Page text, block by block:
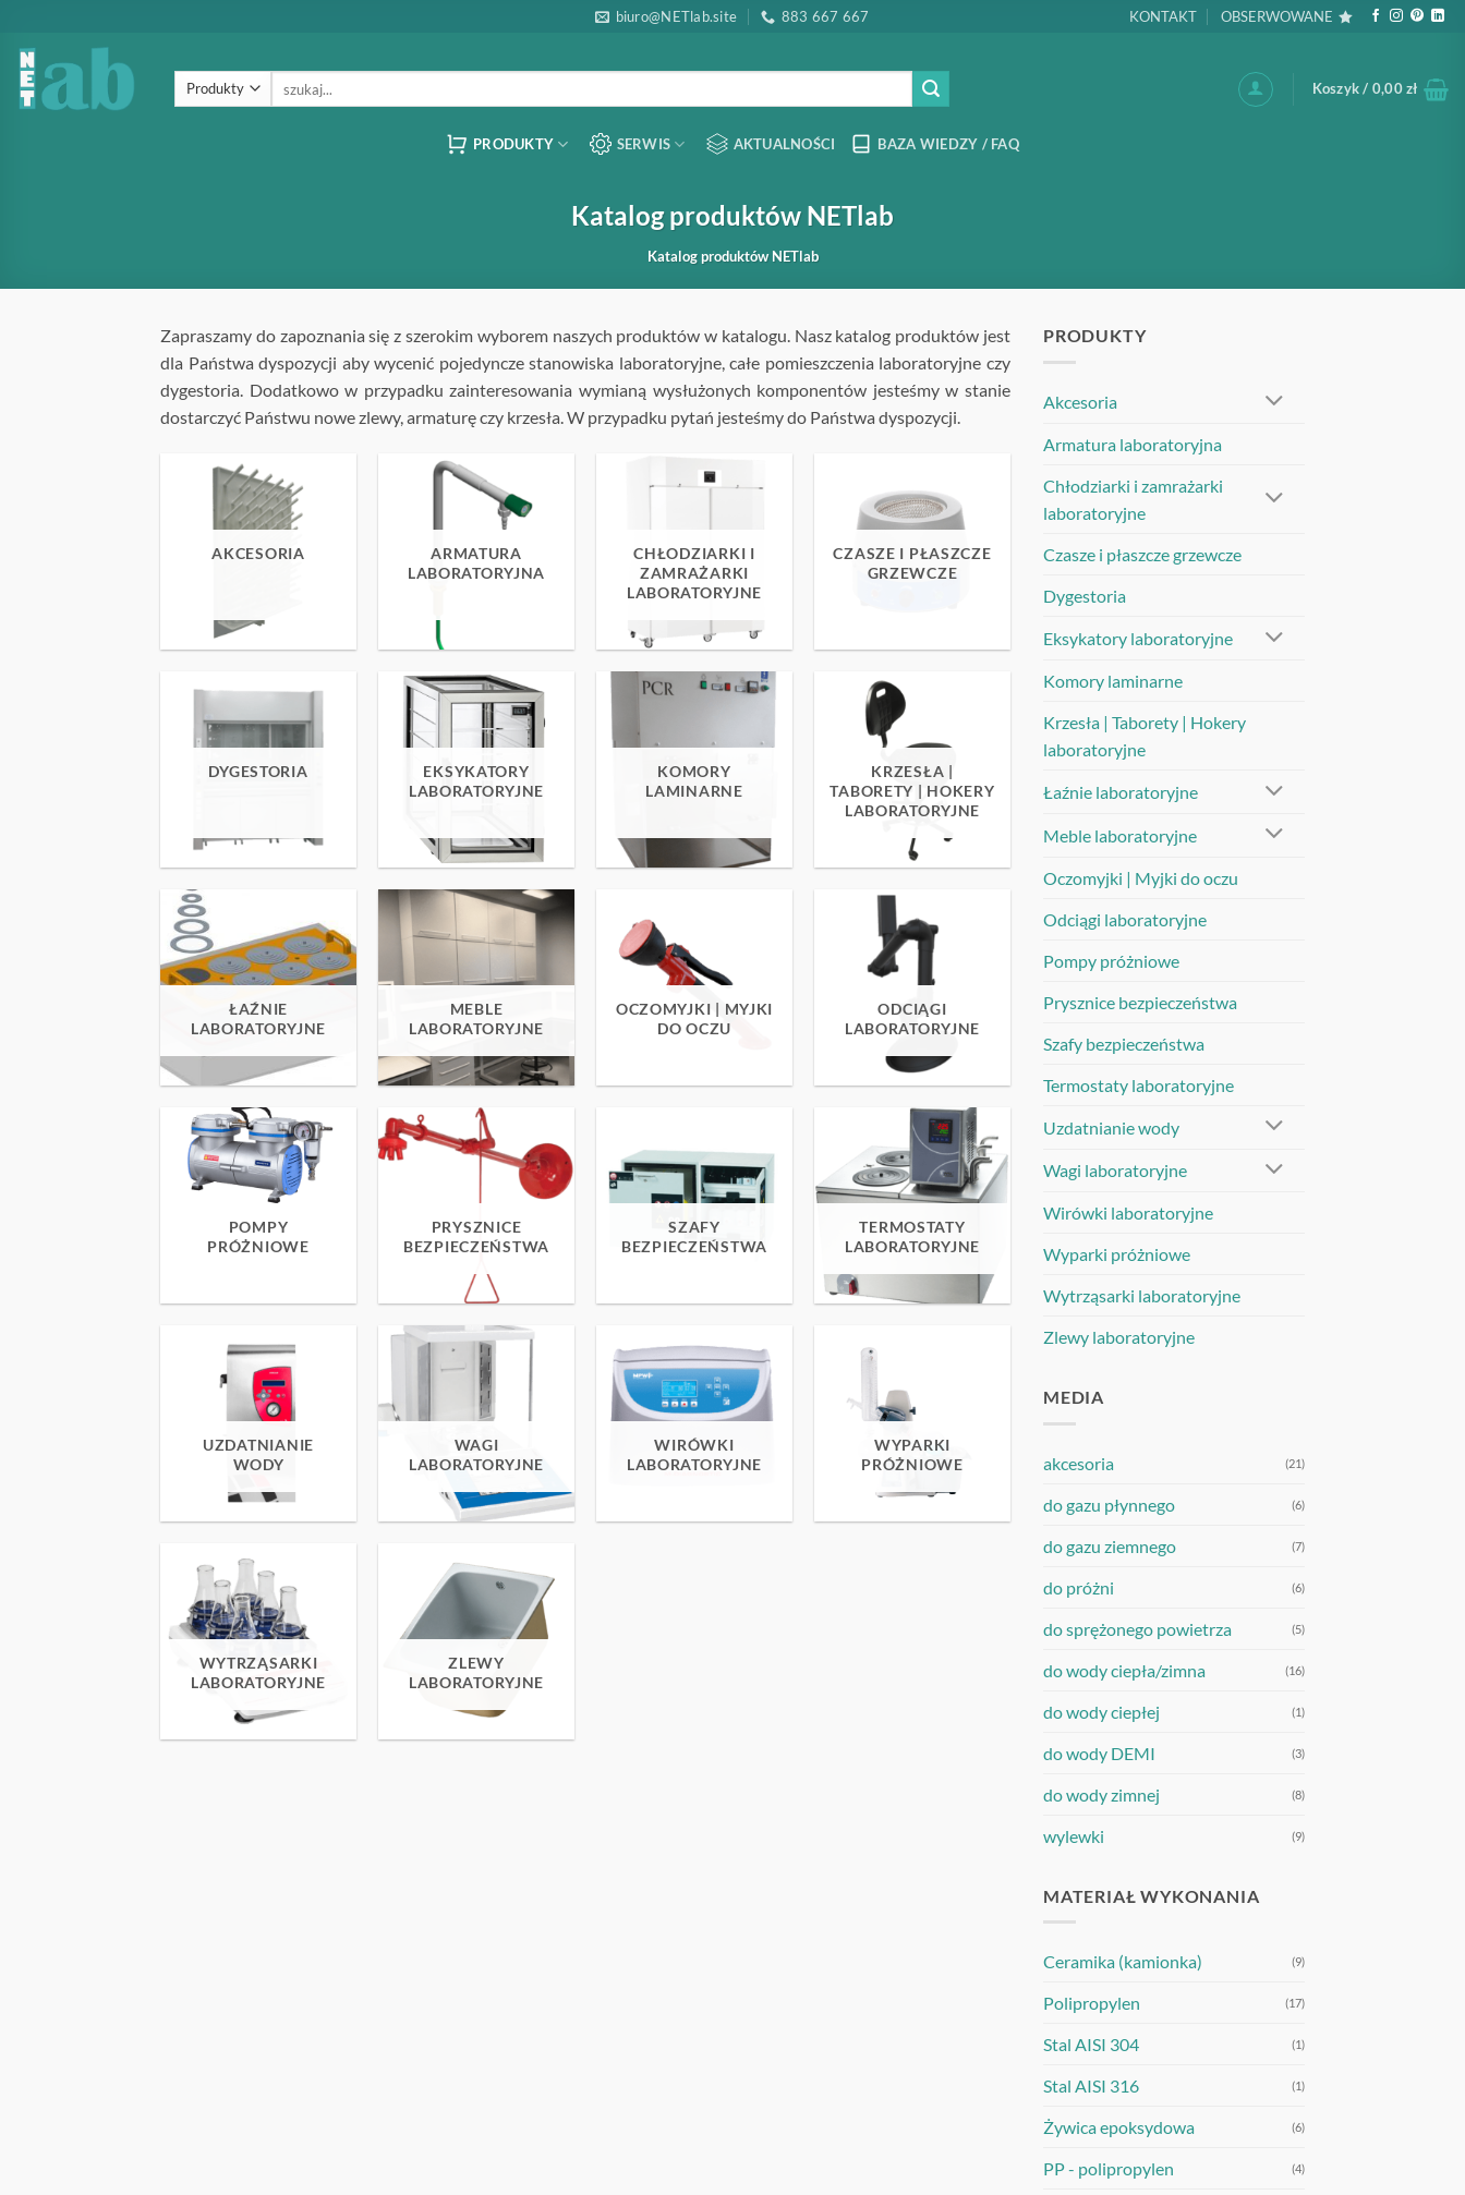
zawartości
biuro@NETlab.site 883 667 667 KONTAKT OBSERWOWANE
Koszyk / 0,00zł
PRODUKTY SERWIS AKTUALNOŚCI BAZA WIEDZY / FAQ
Katalog produktów NETlab
Katalog produktów NETlab
Zapraszamy do zapoznania się z szerokim wyborem naszych produktów w katalogu. Nasz katalog produktów jest
dla Państwa dyspozycji aby wycenić pojedyncze stanowiska laboratoryjne, całe pomieszczenia laboratoryjne czy
dygestoria. Dodatkowo w przypadku zainteresowania wymianą wysłużonych komponentów jesteśmy w stanie
dostarczyć Państwu nowe zlewy, armaturę czy krzesła. W przypadku pytań jesteśmy do Państwa dyspozycji.
AKCESORIA
ARMATURA
LABORATORYJNA
CHŁODZIARKI I
ZAMRAŻARKI
LABORATORYJNE
CZASZE I PŁASZCZE
GRZEWCZE
DYGESTORIA
EKSYKATORY
LABORATORYJNE
KOMORY
LAMINARNE
KRZESŁA |
TABORETY | HOKERY
LABORATORYJNE
ŁAŹNIE
LABORATORYJNE
MEBLE
LABORATORYJNE
OCZOMYJKI | MYJKI
DO OCZU
ODCIĄGI
LABORATORYJNE
POMPY
PRÓŻNIOWE
PRYSZNICE
BEZPIECZEŃSTWA
SZAFY
BEZPIECZEŃSTWA
TERMOSTATY
LABORATORYJNE
UZDATNIANIE
WODY
WAGI
LABORATORYJNE
WIRÓWKI
LABORATORYJNE
WYPARKI
PRÓŻNIOWE
WYTRZĄSARKI
LABORATORYJNE
ZLEWY
LABORATORYJNE
PRODUKTY
Akcesoria
Armatura laboratoryjna
Chłodziarki i zamrażarki
laboratoryjne
Czasze i płaszcze grzewcze
Dygestoria
Eksykatory laboratoryjne
Komory laminarne
Krzesła | Taborety | Hokery
laboratoryjne
Łaźnie laboratoryjne
Meble laboratoryjne
Oczomyjki | Myjki do oczu
Odciągi laboratoryjne
Pompy próżniowe
Prysznice bezpieczeństwa
Szafy bezpieczeństwa
Termostaty laboratoryjne
Uzdatnianie wody
Wagi laboratoryjne
Wirówki laboratoryjne
Wyparki próżniowe
Wytrząsarki laboratoryjne
Zlewy laboratoryjne
MEDIA
akcesoria (21)
do gazu płynnego (6)
do gazu ziemnego (7)
do próżni (6)
do sprężonego powietrza (5)
do wody ciepła/zimna (16)
do wody ciepłej (1)
do wody DEMI (3)
do wody zimnej (8)
wylewki (9)
MATERIAŁ WYKONANIA
Ceramika (kamionka) (9)
Polipropylen (17)
Stal AISI 304 (1)
Stal AISI 316 (1)
Żywica epoksydowa (6)
PP - polipropylen (4)